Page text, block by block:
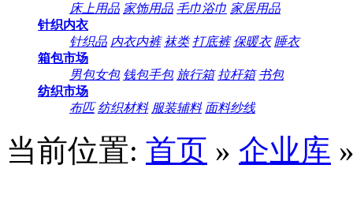
床上用品 家饰用品 毛巾浴巾 家居用品
针织内衣
针织品 内衣内裤 袜类 打底裤 保暖衣 睡衣
箱包市场
男包女包 钱包手包 旅行箱 拉杆箱 书包
纺织市场
布匹 纺织材料 服装辅料 面料纱线
当前位置: 首页 » 企业库